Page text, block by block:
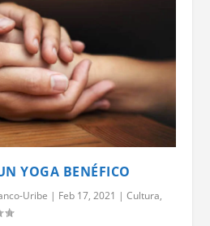
YOGA BENÉFICO
Uribe | Feb 17, 2021 |Cultura,